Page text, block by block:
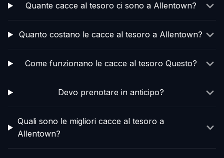
Quante cacce al tesoro ci sono a Allentown?
Quanto costano le cacce al tesoro a Allentown?
Come funzionano le cacce al tesoro Questo?
Devo prenotare in anticipo?
Quali sono le migliori cacce al tesoro a
Allentown?